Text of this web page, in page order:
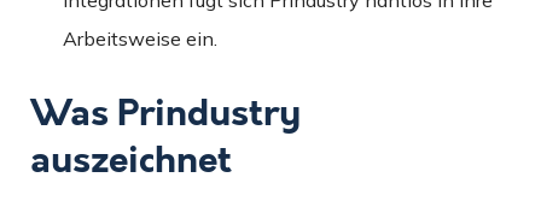
Arbeitsweise ein.
Was Prindustry
auszeichnet